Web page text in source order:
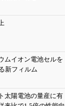
ムイオン電池セルを
新フィルム
太陽電池の量産に有